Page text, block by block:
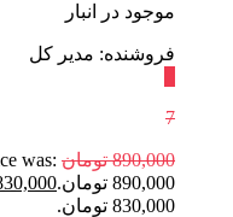
موجود در انبار
فروشنده: مدیر کل
7
890,000 تومان was:
890,000 تومان.
830,000 تومان.